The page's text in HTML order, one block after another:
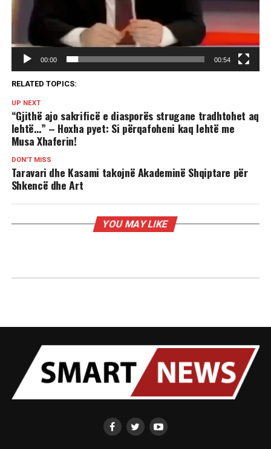
00:00 00:54
RELATED TOPICS:
UP NEXT
“Gjithë ajo sakrificë e diasporës strugane tradhtohet aq
lehtë…” – Hoxha pyet: Si përqafoheni kaq lehtë me
Musa Xhaferin!
DON'T MISS
Taravari dhe Kasami takojnë Akademinë Shqiptare për
Shkencë dhe Art
YOU MAY LIKE